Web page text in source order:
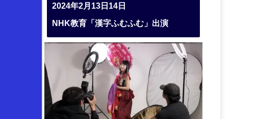
2024年2月13日14日
NHK教育「漢字ふむふむ」出演